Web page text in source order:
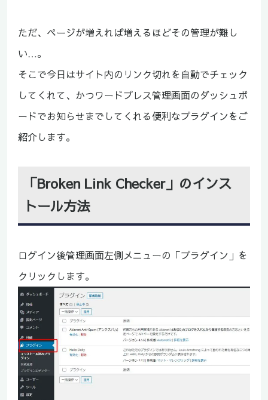
ただ、ページが増えれば増えるほどその管理が難し
い…。
そこで今日はサイト内のリンク切れを自動でチェック
してくれて、かつワードプレス管理画面のダッシュボ
ードでお知らせまでしてくれる便利なプラグインをご
紹介します。
「Broken Link Checker」のインス
トール方法
ログイン後管理画面左側メニューの「プラグイン」を
クリックします。